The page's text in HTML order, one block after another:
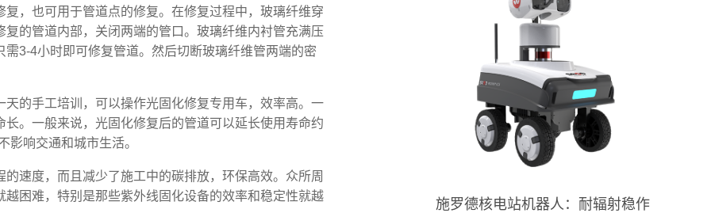
，也可用于管道点的修复。在修复过程中，玻璃纤维穿
的管道内部，关闭两端的管口。玻璃纤维内衬管充满压
3-4小时即可修复管道。然后切断玻璃纤维管两端的密
的手工培训，可以操作光固化修复专用车，效率高。一
。一般来说，光固化修复后的管道可以延长使用寿命约
影响交通和城市生活。
速度，而且减少了施工中的碳排放，环保高效。众所周
困难，特别是那些紫外线固化设备的效率和稳定性就越
施罗德核电站机器人：耐辐射稳作